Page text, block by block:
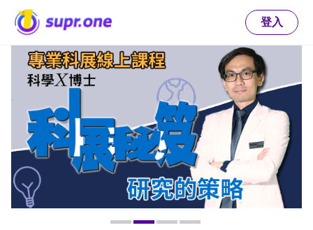
登入